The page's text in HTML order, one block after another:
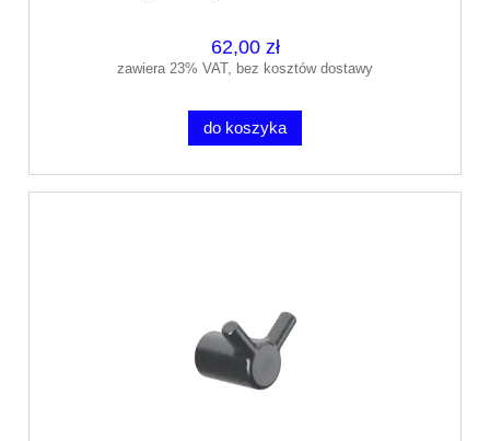
62,00 zł
zawiera 23% VAT, bez kosztów dostawy
do koszyka